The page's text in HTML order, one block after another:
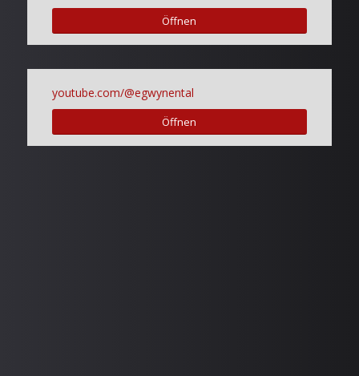
Öffnen
youtube.com/@egwynental
Öffnen